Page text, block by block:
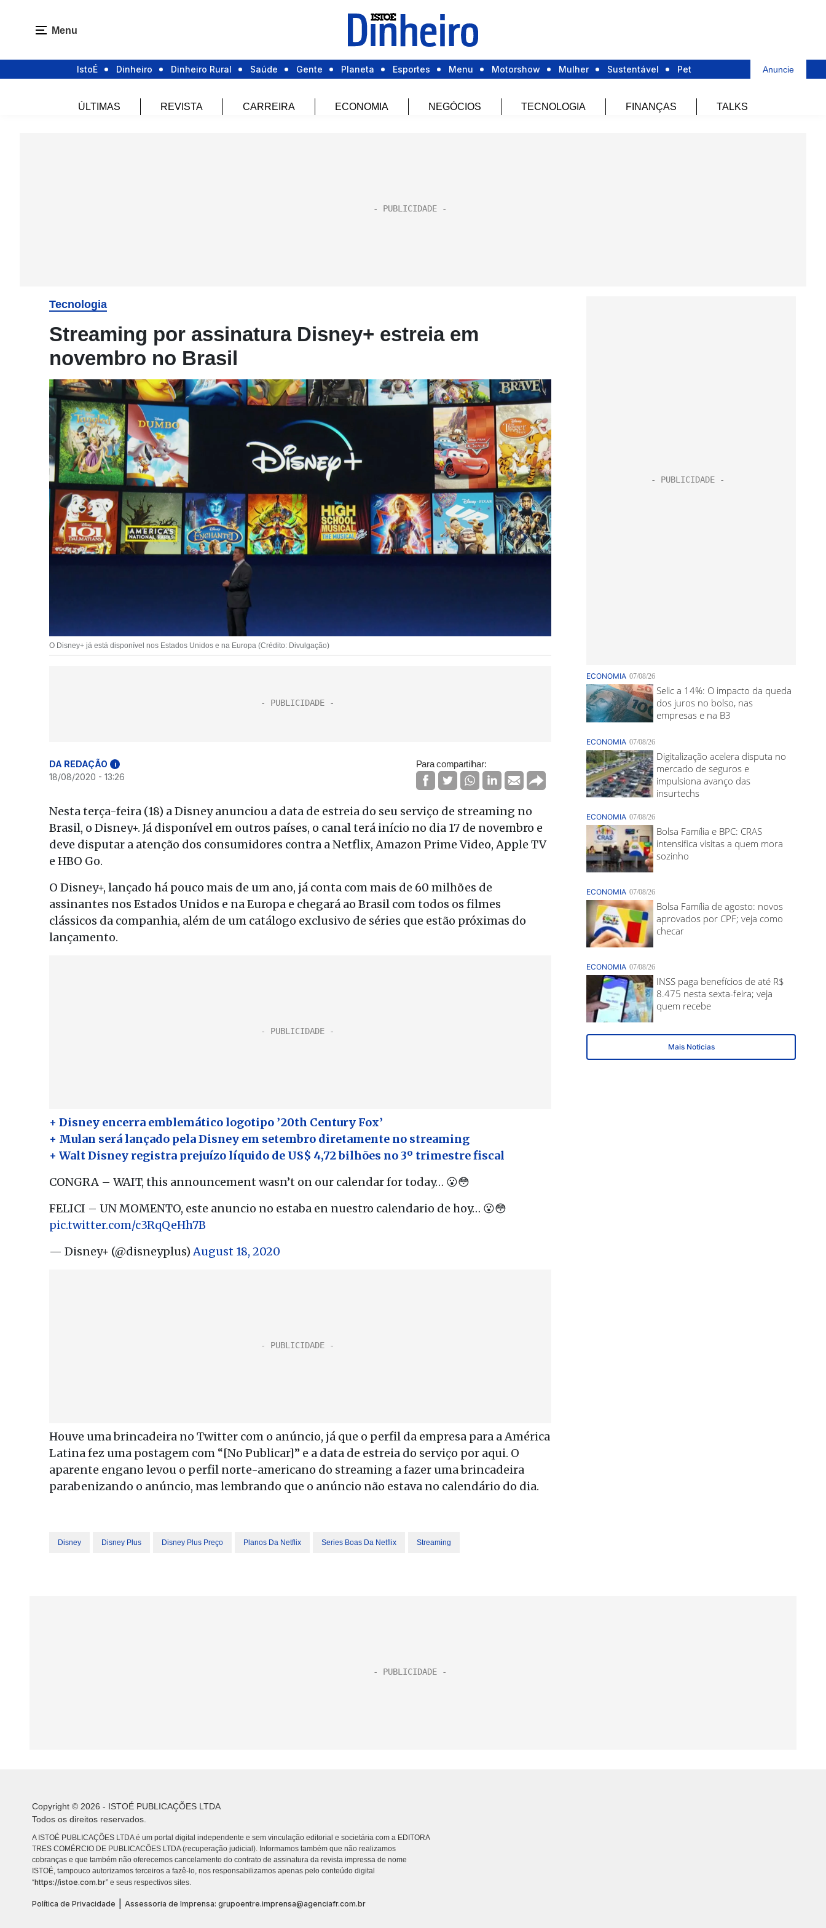
Menu
IstoÉ Dinheiro Dinheiro Rural Saúde Gente Planeta Esportes Menu Motorshow Mulher Sustentável Pet Anuncie
ÚLTIMAS REVISTA CARREIRA ECONOMIA NEGÓCIOS TECNOLOGIA FINANÇAS TALKS
Tecnologia
Streaming por assinatura Disney+ estreia em
novembro no Brasil
O Disney+ já está disponível nos Estados Unidos e na Europa (Crédito: Divulgação)
DA REDAÇÃO i
18/08/2020 - 13:26
Para compartilhar:
Nesta terça-feira (18) a Disney anunciou a data de estreia do seu serviço de streaming no
Brasil, o Disney+. Já disponível em outros países, o canal terá início no dia 17 de novembro e
deve disputar a atenção dos consumidores contra a Netflix, Amazon Prime Video, Apple TV
e HBO Go.
O Disney+, lançado há pouco mais de um ano, já conta com mais de 60 milhões de
assinantes nos Estados Unidos e na Europa e chegará ao Brasil com todos os filmes
clássicos da companhia, além de um catálogo exclusivo de séries que estão próximas do
lançamento.
+ Disney encerra emblemático logotipo ’20th Century Fox’
+ Mulan será lançado pela Disney em setembro diretamente no streaming
+ Walt Disney registra prejuízo líquido de US$ 4,72 bilhões no 3º trimestre fiscal
CONGRA – WAIT, this announcement wasn’t on our calendar for today… 😮😳
FELICI – UN MOMENTO, este anuncio no estaba en nuestro calendario de hoy… 😮😳
pic.twitter.com/c3RqQeHh7B
— Disney+ (@disneyplus)August 18, 2020
Houve uma brincadeira no Twitter com o anúncio, já que o perfil da empresa para a América
Latina fez uma postagem com “[No Publicar]” e a data de estreia do serviço por aqui. O
aparente engano levou o perfil norte-americano do streaming a fazer uma brincadeira
parabenizando o anúncio, mas lembrando que o anúncio não estava no calendário do dia.
Disney Disney Plus Disney Plus Preço Planos Da Netflix Series Boas Da Netflix Streaming
Copyright © 2026 - ISTOÉ PUBLICAÇÕES LTDA
Todos os direitos reservados.
A ISTOÉ PUBLICAÇÕES LTDA é um portal digital independente e sem vinculação editorial e societária com a EDITORA
TRES COMÉRCIO DE PUBLICACÕES LTDA (recuperação judicial). Informamos também que não realizamos
cobranças e que também não oferecemos cancelamento do contrato de assinatura da revista impressa de nome
ISTOÉ, tampouco autorizamos terceiros a fazê-lo, nos responsabilizamos apenas pelo conteúdo digital
“https://istoe.com.br” e seus respectivos sites.
Política de Privacidade Assessoria de Imprensa: grupoentre.imprensa@agenciafr.com.br